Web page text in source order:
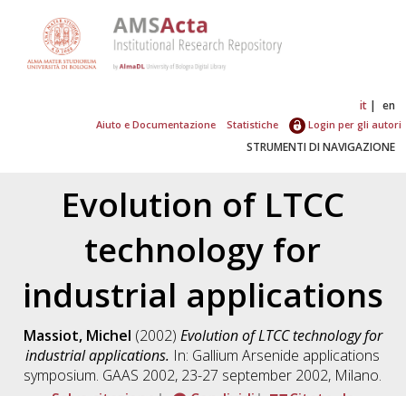
it en
Aiuto e Documentazione Statistiche Login per gli autori
STRUMENTI DI NAVIGAZIONE
Evolution of LTCC
technology for
industrial applications
Massiot, Michel (2002) Evolution of LTCC technology for
industrial applications. In: Gallium Arsenide applications
symposium. GAAS 2002, 23-27 september 2002, Milano.